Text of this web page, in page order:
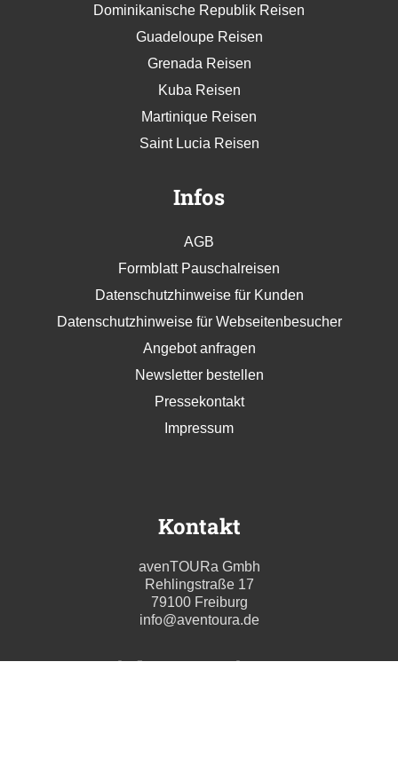
Dominikanische Republik Reisen
Guadeloupe Reisen
Grenada Reisen
Kuba Reisen
Martinique Reisen
Saint Lucia Reisen
Infos
AGB
Formblatt Pauschalreisen
Datenschutzhinweise für Kunden
Datenschutzhinweise für Webseitenbesucher
Angebot anfragen
Newsletter bestellen
Pressekontakt
Impressum
Kontakt
avenTOURa Gmbh
Rehlingstraße 17
79100 Freiburg
info@aventoura.de
Wir beraten Sie gern